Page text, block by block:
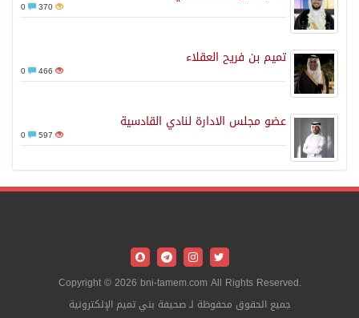
370
تميم بن فريح العقلاء
466
عضو مجلس الادارة لنادي القادسية
597
Copyright © 2026 bni-tamem.com All Rights Reserved.
جميع الحقوق محفوظة لـ صحيفة بني تميم الإلكترونية